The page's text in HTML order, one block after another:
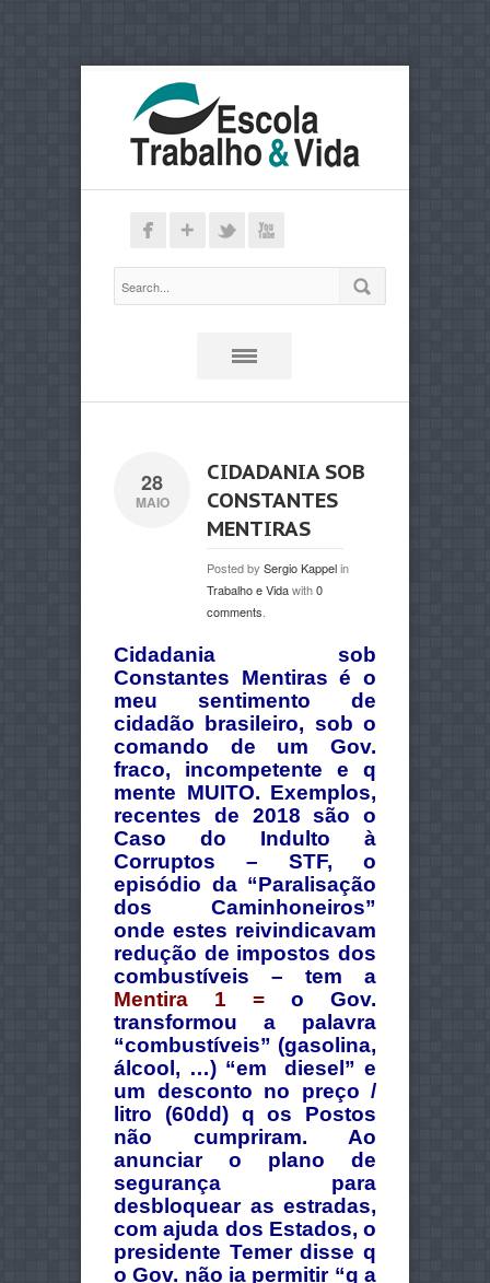
28
MAIO
CIDADANIA SOB
CONSTANTES
MENTIRAS
Posted by Sergio Kappelin
Trabalho e Vidawith0
comments
Cidadania sob
Constantes Mentiras é o
meu sentimento de
cidadão brasileiro, sob o
comando de um Gov.
fraco, incompetente e q
mente MUITO. Exemplos,
recentes de 2018 são o
Caso do Indulto à
Corruptos – STF, o
episódio da “Paralisação
dos Caminhoneiros”
onde estes reivindicavam
redução de impostos dos
combustíveis – tem a
Mentira 1 = o Gov.
transformou a palavra
“combustíveis” (gasolina,
álcool, …) “em diesel” e
um desconto no preço /
litro (60dd) q os Postos
não cumpriram. Ao
anunciar o plano de
segurança para
desbloquear as estradas,
com ajuda dos Estados, o
presidente Temer disse q
o Gov. não ia permitir “q a